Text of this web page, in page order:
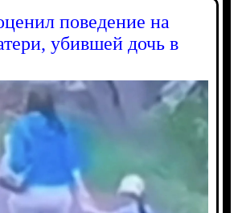
поведение на
убившей дочь в